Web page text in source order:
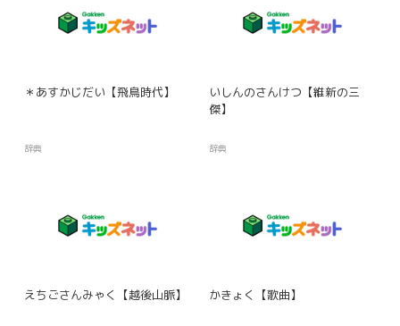
＊あすかじだい【飛鳥時代】
辞典
いしんのさんけつ【維新の三
傑】
辞典
えちごさんみゃく【越後山脈】 かきょく【歌曲】